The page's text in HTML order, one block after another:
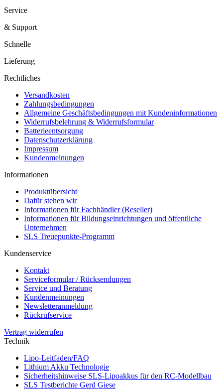
Service
& Support
Schnelle
Lieferung
Rechtliches
Versandkosten
Zahlungsbedingungen
Allgemeine Geschäftsbedingungen mit Kundeninformationen
Widerrufsbelehrung & Widerrufsformular
Batterieentsorgung
Datenschutzerklärung
Impressum
Kundenmeinungen
Informationen
Produktübersicht
Dafür stehen wir
Informationen für Fachhändler (Reseller)
Informationen für Bildungseinrichtungen und öffentliche
Unternehmen
SLS Treuepunkte-Programm
Kundenservice
Kontakt
Serviceformular / Rücksendungen
Service und Beratung
Kundenmeinungen
Newsletteranmeldung
Rückrufservice
Vertrag widerrufen
Technik
Lipo-Leitfaden/FAQ
Lithium Akku Technologie
Sicherheitshinweise SLS-Lipoakkus für den RC-Modellbau
SLS Testberichte Gerd Giese